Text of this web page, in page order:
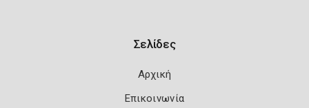
Σελίδες
Αρχική
Επικοινωνία